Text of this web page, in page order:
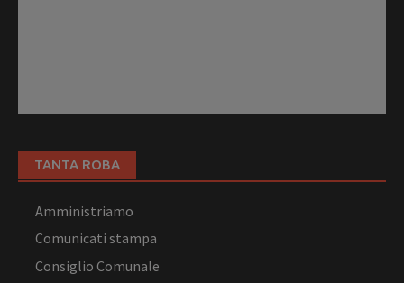
TANTA ROBA
Amministriamo
Comunicati stampa
Consiglio Comunale